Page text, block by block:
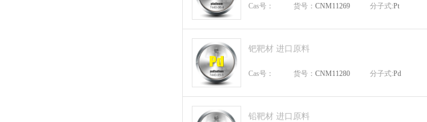
Cas号： 货号： CNM11269 分子式:Pt
钯靶材 进口原料
Cas号： 货号： CNM11280 分子式:Pd
铅靶材 进口原料